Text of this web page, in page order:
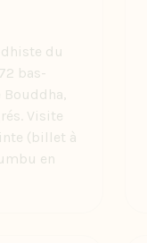
du
bas-
Visite
(billet à
en